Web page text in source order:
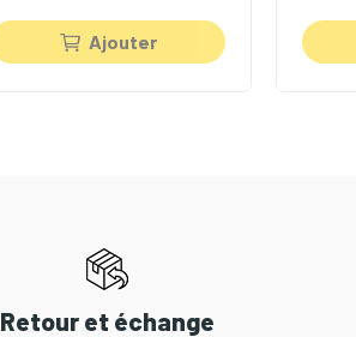
Ajouter
Retour et échange